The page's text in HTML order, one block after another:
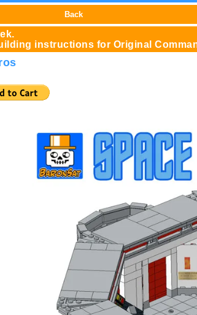
Back
instructions for Original